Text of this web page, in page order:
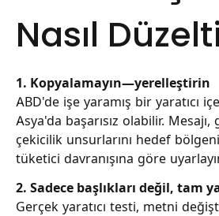
Nasıl
1. Kopyalamayın—yerelleştirin
ABD'de işe yaramış bir yaratıcı
Asya'da başarısız olabilir.
çekicilik unsurlarını hedef
tüketici davranışına göre
2. Sadece başlıkları değil, tam
Gerçek yaratıcı testi, metni